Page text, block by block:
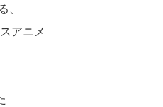
、
アニメ